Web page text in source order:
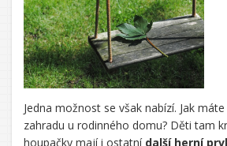
Jedna možnost se však nabízí. Jak
zahradu u rodinného domu? Děti tam
houpačky mají i ostatní další herní